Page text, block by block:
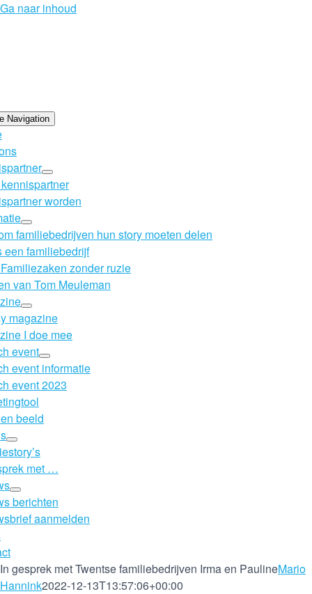
Ga naar inhoud
Navigation
worden
familiebedrijven hun story moeten delen
een familiebedrijf
zonder ruzie
van Tom Meuleman
magazine
I doe mee
event
event informatie
event 2023
beeld
met …
berichten
aanmelden
In gesprek met Twentse familiebedrijven Irma en PaulineMario
Hannink2022-12-13T13:57:06+00:00